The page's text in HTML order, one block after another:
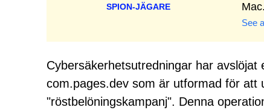
SPION-JÄGARE
Mac.
See
Cybersäkerhetsutredningar har
com.pages.dev som är utformad för att
"röstbelöningskampanj". Denna